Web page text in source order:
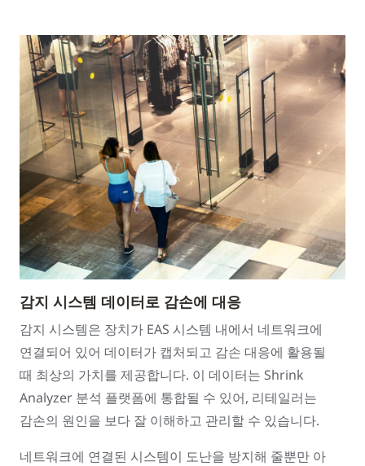
감지 시스템 데이터로 감손에 대응
감지 시스템은 장치가 EAS 시스템 내에서 네트워크에
연결되어 있어 데이터가 캡처되고 감손 대응에 활용될
때 최상의 가치를 제공합니다. 이 데이터는 Shrink
Analyzer 분석 플랫폼에 통합될 수 있어, 리테일러는
감손의 원인을 보다 잘 이해하고 관리할 수 있습니다.
네트워크에 연결된 시스템이 도난을 방지해 줄뿐만 아